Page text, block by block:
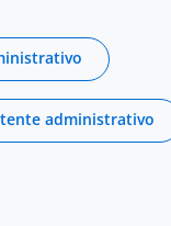
administrativo